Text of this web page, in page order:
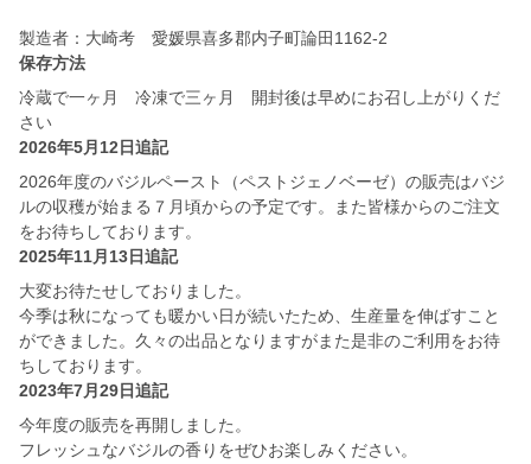
保存方法
冷蔵で一ヶ月 冷凍で三ヶ月 開封後は早めにお召し上がりくだ
2026年5月12日追記
2026年度のバジルペースト（ペストジェノベーゼ）の販売はバジ
ルの収穫が始まる７月頃からの予定です。また皆様からのご注文
をお待ちしております。
2025年11月13日追記
大変お待たせしておりました。
今季は秋になっても暖かい日が続いたため、生産量を伸ばすこと
ができました。久々の出品となりますがまた是非のご利用をお待
ちしております。
2023年7月29日追記
今年度の販売を再開しました。
フレッシュなバジルの香りをぜひお楽しみください。